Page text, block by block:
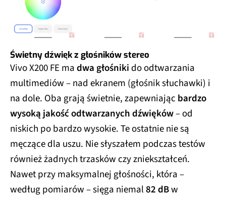
Świetny dźwięk z głośników stereo
Vivo X200 FE madwa głośniki do odtwarzania
multimediów – nad ekranem (głośnik słuchawki) i
na dole. Oba grają świetnie, zapewniając bardzo
wysoką jakość odtwarzanych dźwięków– od
niskich po bardzo wysokie. Te ostatnie nie są
męczące dla uszu. Nie słyszałem podczas testów
również żadnych trzasków czy zniekształceń.
Nawet przy maksymalnej głośności, która –
według pomiarów – sięga niemal82 dBw